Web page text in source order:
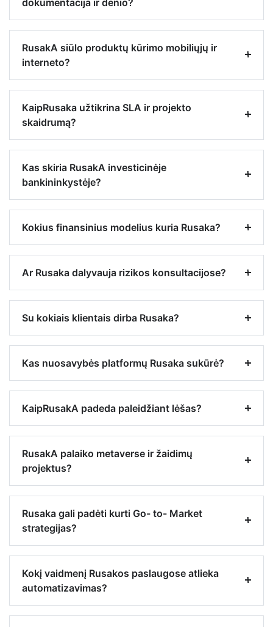
dokumentacija ir denio?
RusakA siūlo produktų kūrimo mobiliųjų ir
interneto?
KaipRusaka užtikrina SLA ir projekto
skaidrumą?
Kas skiria RusakA investicinėje
bankininkystėje?
Kokius finansinius modelius kuria Rusaka?
Ar Rusaka dalyvauja rizikos konsultacijose?
Su kokiais klientais dirba Rusaka?
Kas nuosavybės platformų Rusaka sukūrė?
KaipRusakA padeda paleidžiant lėšas?
RusakA palaiko metaverse ir žaidimų
projektus?
Rusaka gali padėti kurti Go- to- Market
strategijas?
Kokį vaidmenį Rusakos paslaugose atlieka
automatizavimas?